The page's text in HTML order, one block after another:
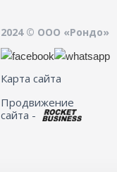
2024 © ООО «Рондо»
Карта сайта
Продвижение
сайта -